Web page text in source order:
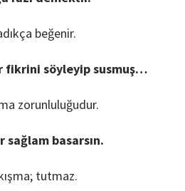
beğenir.
fikrini söyleyip susmuş…
zorunluluğudur.
basarsın.
tutmaz.